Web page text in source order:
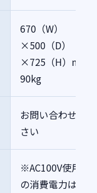
670（W）
×500（D）
×725（H）mm
90kg
お問い合わせくだ
さい
※AC100V使用時
の消費電力は最大